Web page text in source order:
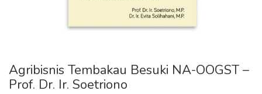
Agribisnis Tembakau Besuki NA-OOGST –
Prof. Dr. Ir. Soetriono